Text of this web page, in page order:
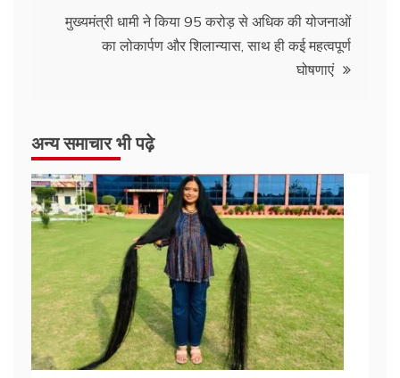
मुख्यमंत्री धामी ने किया 95 करोड़ से अधिक की योजनाओं
का लोकार्पण और शिलान्यास, साथ ही कई महत्वपूर्ण
घोषणाएं
अन्य समाचार भी पढ़े